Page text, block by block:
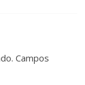
Campos